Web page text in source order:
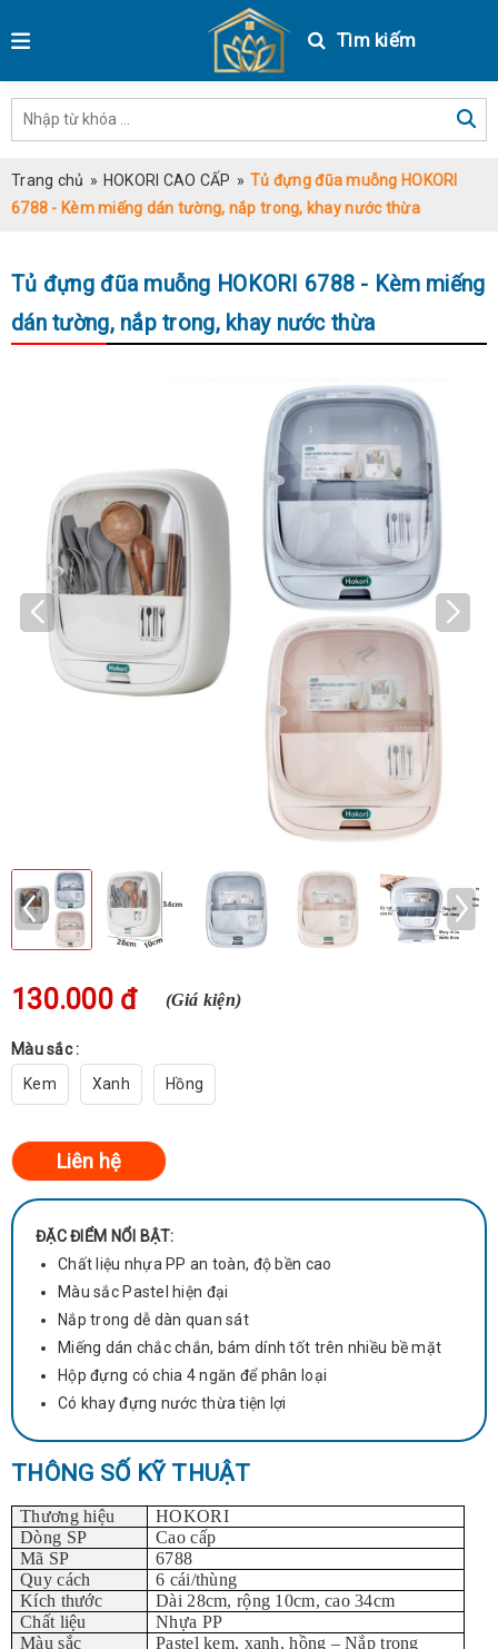
Tìm kiếm
Trang chủ » HOKORI CAO CẤP » Tủ đựng đũa muỗng HOKORI
6788 - Kèm miếng dán tường, nắp trong, khay nước thừa
Tủ đựng đũa muỗng HOKORI 6788 - Kèm miếng
dán tường, nắp trong, khay nước thừa
ĐẶC ĐIỂM NỔI BẬT:
Chất liệu nhựa PP an toàn, độ bền cao
Màu sắc Pastel hiện đại
Nắp trong dễ dàn quan sát
Miếng dán chắc chắn, bám dính tốt trên nhiều bề mặt
Hộp đựng có chia 4 ngăn để phân loại
Có khay đựng nước thừa tiện lợi
130.000 đ (Giá kiện)
Màu sắc :
Kem
Xanh Hồng
THÔNG SỐ KỸ THUẬT
Thương hiệu
HOKORI
Dòng SP
Cao cấp
Mã SP
6788
Quy cách
6 cái/thùng
Kích thước
Dài 28cm, rộng 10cm, cao 34cm
Chất liệu
Nhựa PP
Màu sắc
Pastel kem, xanh, hồng – Nắp trong